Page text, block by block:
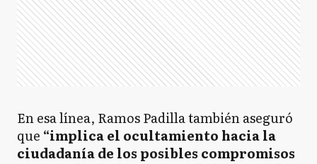
En esa línea, Ramos Padilla también aseguró
que “implica el ocultamiento hacia la
ciudadanía de los posibles compromisos